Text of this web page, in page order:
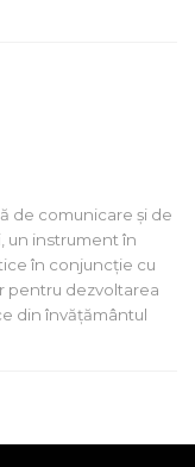
de comunicare și de
un instrument în
în conjuncție cu
pentru dezvoltarea
din învățământul